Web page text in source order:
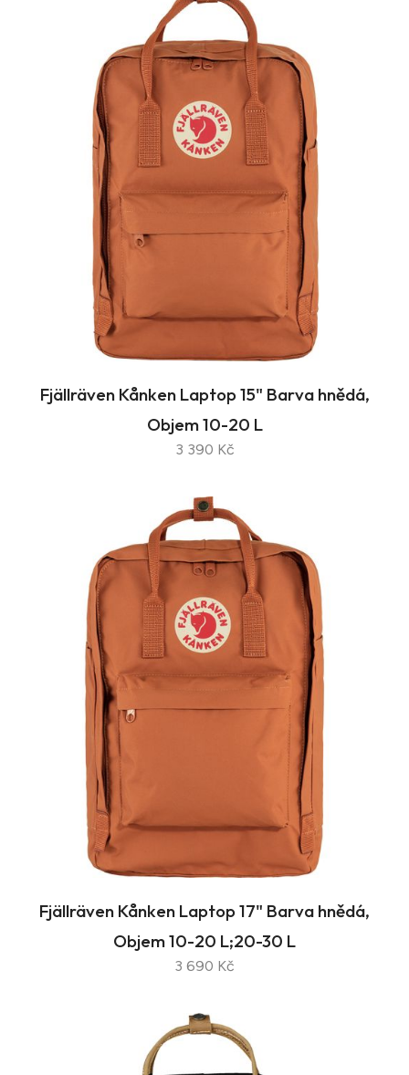
Fjällräven Kånken Laptop 15" Barva hnědá,
Objem 10-20 L
3 390 Kč
Fjällräven Kånken Laptop 17" Barva hnědá,
Objem 10-20 L;20-30 L
3 690 Kč